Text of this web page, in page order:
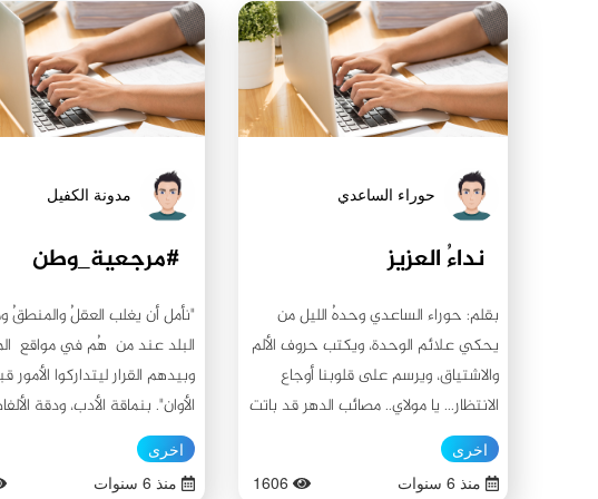
حوراء الساعدي
نداءُ العزيز
بقلم: حوراء الساعدي وحدهُ الليل من
يحكي علائم الوحدة، ويكتب حروف الألم
والاشتياق، ويرسم على قلوبنا أوجاع
الانتظار... يا مولاي.. مصائب الدهر قد باتت
تفتك بنا يا صاحب زماننا، والموت بات
يتخطف بنا من كل جانب! الألم بات يقطع
اخرى
منذ 6 سنوات
1606
مدونة الكفيل
#مرجعية_وطن
"نأمل أن يغلب العقلُ والمنطقُ
البلد عند من هُم في مواقع
وبيدهم القرار ليتداركوا
الأوان". بنماقة الأدب، ودقة
التفكير... هكذا نبّهت المرجعية
الساسة، فكيف يريدها البعض أن
اخرى
منذ 6 سنوات